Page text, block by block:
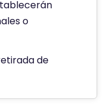
o
de